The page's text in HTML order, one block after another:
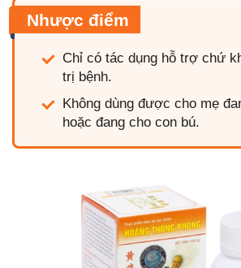
Nhược điểm
Chỉ có tác dụng hỗ trợ chứ
trị bệnh.
Không dùng được cho mẹ
hoặc đang cho con bú.